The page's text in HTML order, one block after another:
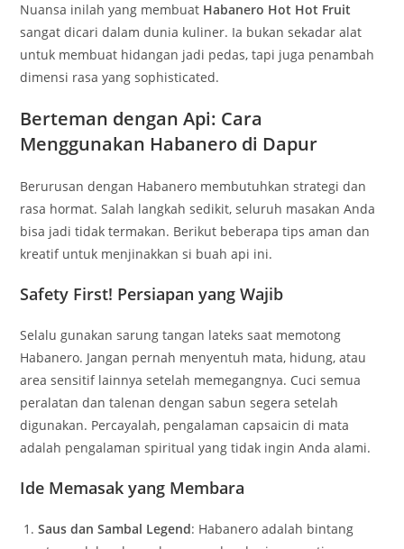
Nuansa inilah yang membuat Habanero Hot Hot Fruit
sangat dicari dalam dunia kuliner. Ia bukan sekadar alat
untuk membuat hidangan jadi pedas, tapi juga penambah
dimensi rasa yang sophisticated.
Berteman dengan Api: Cara
Menggunakan Habanero di Dapur
Berurusan dengan Habanero membutuhkan strategi dan
rasa hormat. Salah langkah sedikit, seluruh masakan Anda
bisa jadi tidak termakan. Berikut beberapa tips aman dan
kreatif untuk menjinakkan si buah api ini.
Safety First! Persiapan yang Wajib
Selalu gunakan sarung tangan lateks saat memotong
Habanero. Jangan pernah menyentuh mata, hidung, atau
area sensitif lainnya setelah memegangnya. Cuci semua
peralatan dan talenan dengan sabun segera setelah
digunakan. Percayalah, pengalaman capsaicin di mata
adalah pengalaman spiritual yang tidak ingin Anda alami.
Ide Memasak yang Membara
Saus dan Sambal Legend: Habanero adalah bintang